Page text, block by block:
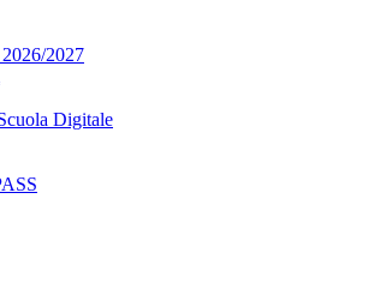
2027
Digitale